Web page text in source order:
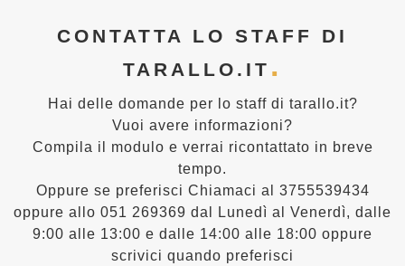
CONTATTA LO STAFF DI
TARALLO.IT
Hai delle domande per lo staff di tarallo.it?
Vuoi avere informazioni?
Compila il modulo e verrai ricontattato in breve
tempo.
Oppure se preferisci Chiamaci al 3755539434
oppure allo 051 269369 dal Lunedì al Venerdì, dalle
9:00 alle 13:00 e dalle 14:00 alle 18:00 oppure
scrivici quando preferisci